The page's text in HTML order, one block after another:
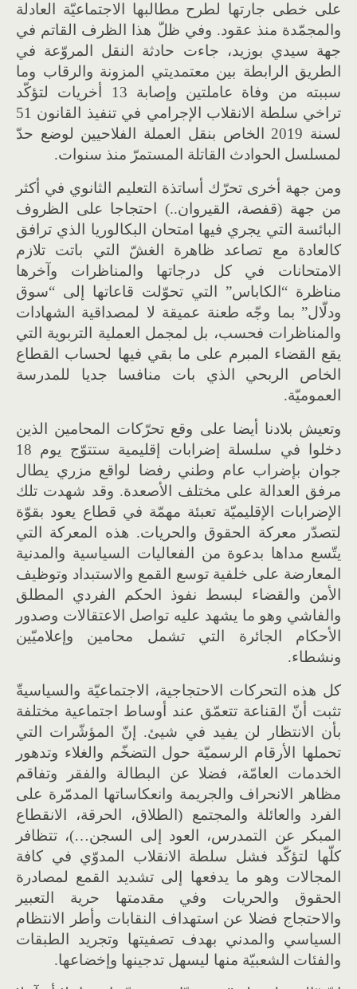
على خطى جارتها لطرح مطالبها الاجتماعيّة العادلة
والمجمّدة منذ عقود. وفي ظلّ هذا الظرف القاتم في
جهة سيدي بوزيد، جاءت حادثة النقل المروّعة في
الطريق الرابطة بين معتمديتي المزونة والرقاب وما
سببته من وفاة عاملتين وإصابة 13 أخريات لتؤكّد
تراخي سلطة الانقلاب الإجرامي في تنفيذ القانون 51
لسنة 2019 الخاص بنقل العملة الفلاحيين لوضع حدّ
لمسلسل الحوادث القاتلة المستمرّ منذ سنوات.
ومن جهة أخرى تحرّك أساتذة التعليم الثانوي في أكثر
من جهة (قفصة، القيروان..) احتجاجا على الظروف
البائسة التي يجري فيها امتحان البكالوريا الذي ترافق
كالعادة مع تصاعد ظاهرة الغشّ التي باتت تلازم
الامتحانات في كل درجاتها والمناظرات وآخرها
مناظرة “الكاباس” التي تحوّلت قاعاتها إلى “سوق
ودلّال” بما وجّه طعنة عميقة لا لمصداقية الشهادات
والمناظرات فحسب، بل لمجمل العملية التربوية التي
يقع القضاء المبرم على ما بقي فيها لحساب القطاع
الخاص الربحي الذي بات منافسا جديا للمدرسة
العموميّة.
وتعيش بلادنا أيضا على وقع تحرّكات المحامين الذين
دخلوا في سلسلة إضرابات إقليمية ستتوّج يوم 18
جوان بإضراب عام وطني رفضا لواقع مزري يطال
مرفق العدالة على مختلف الأصعدة. وقد شهدت تلك
الإضرابات الإقليميّة تعبئة مهمّة في قطاع يعود بقوّة
لتصدّر معركة الحقوق والحريات. هذه المعركة التي
يتّسع مداها بدعوة من الفعاليات السياسية والمدنية
المعارضة على خلفية توسع القمع والاستبداد وتوظيف
الأمن والقضاء لبسط نفوذ الحكم الفردي المطلق
والفاشي وهو ما يشهد عليه تواصل الاعتقالات وصدور
الأحكام الجائرة التي تشمل محامين وإعلاميّين
ونشطاء.
كل هذه التحركات الاحتجاجية، الاجتماعيّة والسياسيةّ
تثبت أنّ القناعة تتعمّق عند أوساط اجتماعية مختلفة
بأن الانتظار لن يفيد في شيئ. إنّ المؤشّرات التي
تحملها الأرقام الرسميّة حول التضخّم والغلاء وتدهور
الخدمات العامّة، فضلا عن البطالة والفقر وتفاقم
مظاهر الانحراف والجريمة وانعكاساتها المدمّرة على
الفرد والعائلة والمجتمع (الطلاق، الحرقة، الانقطاع
المبكر عن التمدرس، العود إلى السجن…)، تتظافر
كلّها لتؤكّد فشل سلطة الانقلاب المدوّي في كافة
المجالات وهو ما يدفعها إلى تشديد القمع لمصادرة
الحقوق والحريات وفي مقدمتها حرية التعبير
والاحتجاج فضلا عن استهداف النقابات وأطر الانتظام
السياسي والمدني بهدف تصفيتها وتجريد الطبقات
والفئات الشعبيّة منها ليسهل تدجينها وإخضاعها.